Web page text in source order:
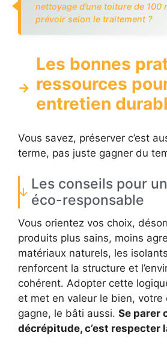
nettoyage d’une toiture de 100
prévoir selon le traitement ?
Les bonnes
ressources
entretien
Vous savez, préserver c’est
terme, pas juste gagner du
Les conseils pour
éco-responsable
Vous orientez vos choix,
produits plus sains, moins
matériaux naturels, les
renforcent la structure et
cohérent. Adopter cette
et met en valeur le bien, votre
gagne, le bâti aussi. Se parer
décrépitude, c’est respecter